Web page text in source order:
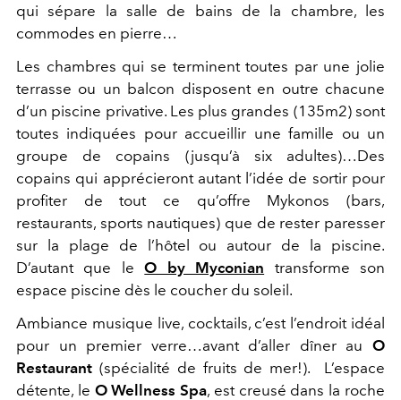
qui sépare la salle de bains de la chambre, les
commodes en pierre…
Les chambres qui se terminent toutes par une jolie
terrasse ou un balcon disposent en outre chacune
d’un piscine privative. Les plus grandes (135m2) sont
toutes indiquées pour accueillir une famille ou un
groupe de copains (jusqu’à six adultes)…Des
copains qui apprécieront autant l’idée de sortir pour
profiter de tout ce qu’offre Mykonos (bars,
restaurants, sports nautiques) que de rester paresser
sur la plage de l’hôtel ou autour de la piscine.
D’autant que leO by Myconian transforme son
espace piscine dès le coucher du soleil.
Ambiance musique live, cocktails, c’est l’endroit idéal
pour un premier verre…avant d’aller dîner au O
Restaurant (spécialité de fruits de mer!). L’espace
détente, le O Wellness Spa, est creusé dans la roche